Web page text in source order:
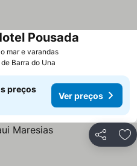
mar e varandas
Pousada
Barra do Una
preços
Ver preços
Partilhar